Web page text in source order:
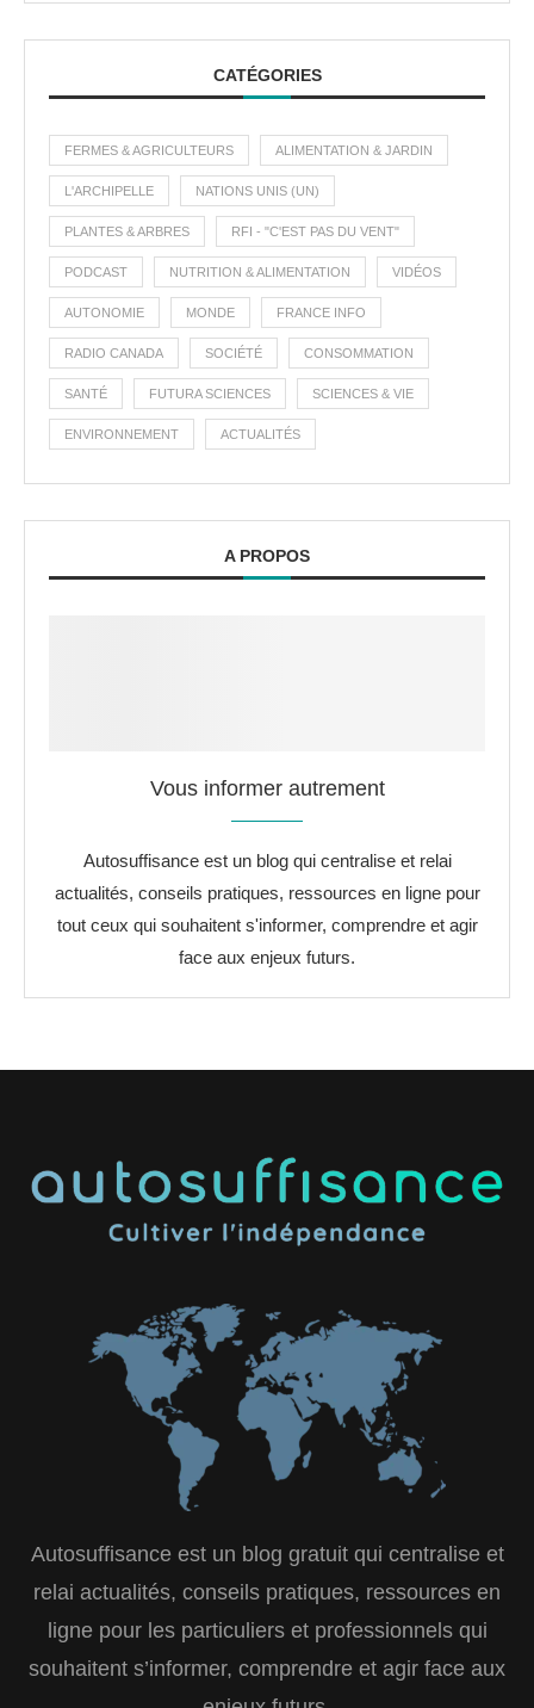
CATÉGORIES
FERMES & AGRICULTEURS ALIMENTATION & JARDIN
L'ARCHIPELLE NATIONS UNIS (UN)
PLANTES & ARBRES RFI - "C'EST PAS DU VENT"
PODCAST NUTRITION & ALIMENTATION VIDÉOS
AUTONOMIE MONDE FRANCE INFO
RADIO CANADA SOCIÉTÉ CONSOMMATION
SANTÉ FUTURA SCIENCES SCIENCES & VIE
ENVIRONNEMENT ACTUALITÉS
A PROPOS
Vous informer autrement
Autosuffisance est un blog qui centralise et relai
actualités, conseils pratiques, ressources en ligne pour
tout ceux qui souhaitent s'informer, comprendre et agir
face aux enjeux futurs.
Autosuffisance est un blog gratuit qui centralise et
relai actualités, conseils pratiques, ressources en
ligne pour les particuliers et professionnels qui
souhaitent s’informer, comprendre et agir face aux